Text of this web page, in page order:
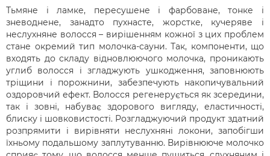
Тьмяне і ламке, пересушене і фарбоване, тонке і
зневоднене, занадто пухнасте, жорстке, кучеряве і
неслухняне волосся – вирішенням кожної з цих проблем
стане окремий тип молочка-сауни. Так, компоненти, що
входять до складу відновлюючого молочка, проникають
углиб волосся і згладжують ушкодження, заповнюють
тріщини і порожнини, забезпечують накопичувальний
оздоровчий ефект. Волосся регенерується як зсередини,
так і зовні, набуває здорового вигляду, еластичності,
блиску і шовковистості. Розгладжуючий продукт здатний
розпрямити і вирівняти неслухняні локони, запобігши
їхньому подальшому заплутуванню. Вирівнююче молочко